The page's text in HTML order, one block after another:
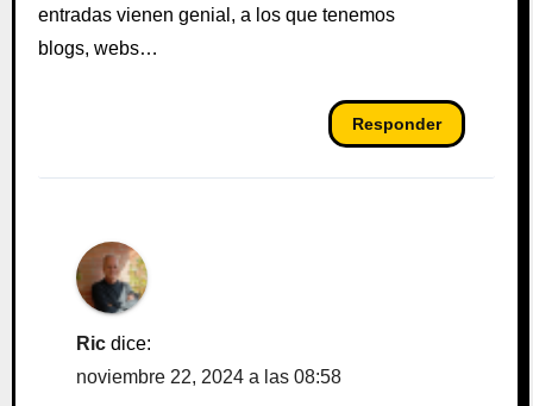
entradas vienen genial, a los que tenemos
blogs, webs…
Responder
Ric dice:
noviembre 22, 2024 a las 08:58